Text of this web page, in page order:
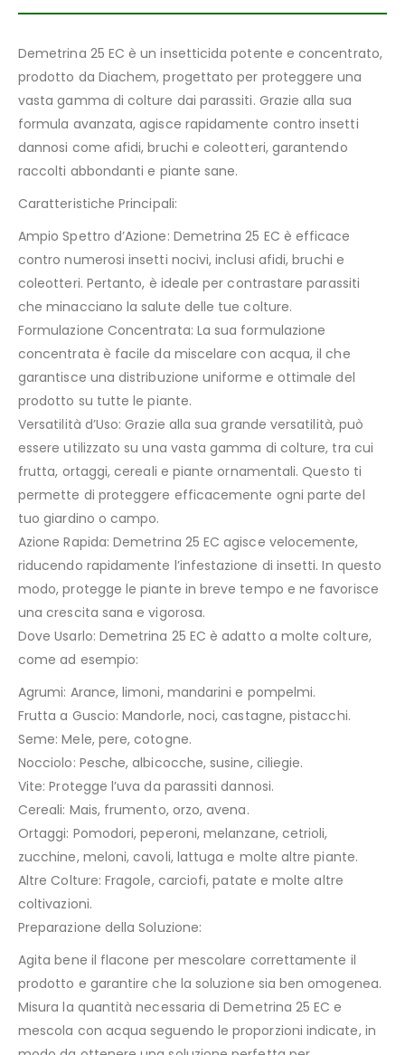
Demetrina 25 EC è un insetticida potente e concentrato,
prodotto da Diachem, progettato per proteggere una
vasta gamma di colture dai parassiti. Grazie alla sua
formula avanzata, agisce rapidamente contro insetti
dannosi come afidi, bruchi e coleotteri, garantendo
raccolti abbondanti e piante sane.
Caratteristiche Principali:
Ampio Spettro d’Azione: Demetrina 25 EC è efficace
contro numerosi insetti nocivi, inclusi afidi, bruchi e
coleotteri. Pertanto, è ideale per contrastare parassiti
che minacciano la salute delle tue colture.
Formulazione Concentrata: La sua formulazione
concentrata è facile da miscelare con acqua, il che
garantisce una distribuzione uniforme e ottimale del
prodotto su tutte le piante.
Versatilità d’Uso: Grazie alla sua grande versatilità, può
essere utilizzato su una vasta gamma di colture, tra cui
frutta, ortaggi, cereali e piante ornamentali. Questo ti
permette di proteggere efficacemente ogni parte del
tuo giardino o campo.
Azione Rapida: Demetrina 25 EC agisce velocemente,
riducendo rapidamente l’infestazione di insetti. In questo
modo, protegge le piante in breve tempo e ne favorisce
una crescita sana e vigorosa.
Dove Usarlo: Demetrina 25 EC è adatto a molte colture,
come ad esempio:
Agrumi: Arance, limoni, mandarini e pompelmi.
Frutta a Guscio: Mandorle, noci, castagne, pistacchi.
Seme: Mele, pere, cotogne.
Nocciolo: Pesche, albicocche, susine, ciliegie.
Vite: Protegge l’uva da parassiti dannosi.
Cereali: Mais, frumento, orzo, avena.
Ortaggi: Pomodori, peperoni, melanzane, cetrioli,
zucchine, meloni, cavoli, lattuga e molte altre piante.
Altre Colture: Fragole, carciofi, patate e molte altre
coltivazioni.
Preparazione della Soluzione:
Agita bene il flacone per mescolare correttamente il
prodotto e garantire che la soluzione sia ben omogenea.
Misura la quantità necessaria di Demetrina 25 EC e
mescola con acqua seguendo le proporzioni indicate, in